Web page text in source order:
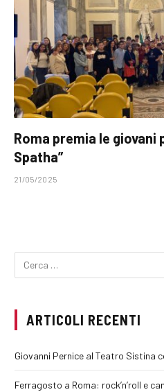
Roma premia le giovani
Spatha”
21/05/2025
ARTICOLI RECENTI
Giovanni Pernice al Teatro Sistina
Ferragosto a Roma: rock’n’roll e